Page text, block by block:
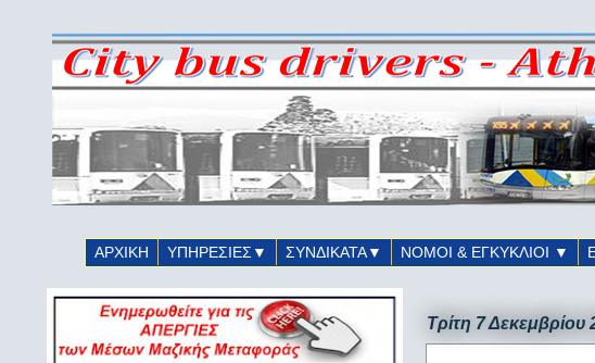
ΑΡΧΙΚΗ ΥΠΗΡΕΣΙΕΣ▼ ΣΥΝΔΙΚΑΤΑ▼ ΝΟΜΟΙ & ΕΓΚΥΚΛΙΟΙ ▼
Τρίτη 7 Δεκεμβρίου